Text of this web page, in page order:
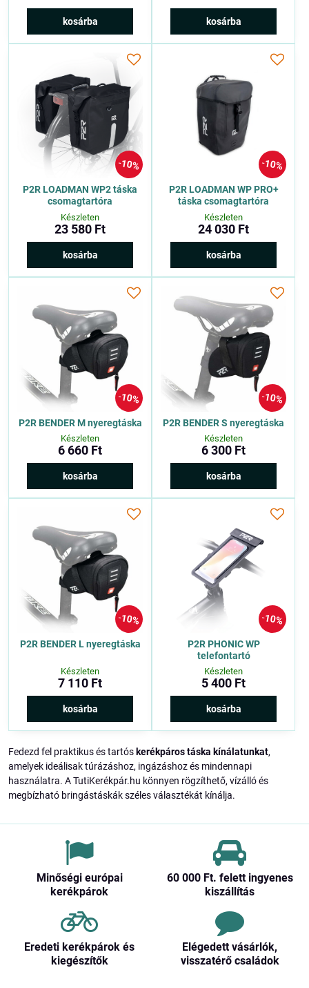
kosárba kosárba
10%
P2R LOADMAN WP2 táska
csomagtartóra
Készleten
23 580 Ft
kosárba
10%
P2R LOADMAN WP PRO+
táska csomagtartóra
Készleten
24 030 Ft
kosárba
10%
P2R BENDER M nyeregtáska
Készleten
6 660 Ft
kosárba
10%
P2R BENDER S nyeregtáska
Készleten
6 300 Ft
kosárba
10%
P2R BENDER L nyeregtáska
Készleten
7 110 Ft
kosárba
10%
P2R PHONIC WP
telefontartó
Készleten
5 400 Ft
kosárba
Fedezd fel praktikus és tartós kerékpáros táska kínálatunkat,
amelyek ideálisak túrázáshoz, ingázáshoz és mindennapi
használatra. A TutiKerékpár.hu könnyen rögzíthető, vízálló és
megbízható bringástáskák széles választékát kínálja.
Minőségi európai
kerékpárok
60 000 Ft​. felett ingyenes
kiszállítás
Eredeti kerékpárok és
kiegészítők
Elégedett vásárlók,
visszatérő családok